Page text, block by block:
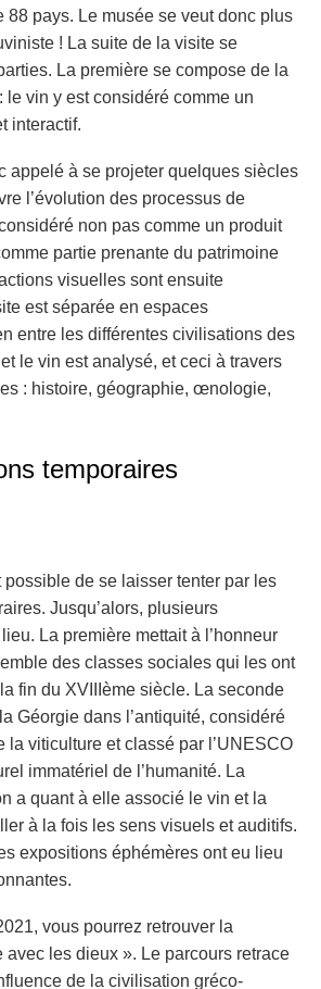
88 pays. Le musée se veut donc plus
! La suite de la visite se
La première se compose de la
le vin y est considéré comme un
interactif.
appelé à se projeter quelques siècles
l’évolution des processus de
non pas comme un produit
partie prenante du patrimoine
visuelles sont ensuite
est séparée en espaces
entre les différentes civilisations des
le vin est analysé, et ceci à travers
: histoire, géographie, œnologie,
temporaires
possible de se laisser tenter par les
Jusqu’alors, plusieurs
La première mettait à l’honneur
des classes sociales qui les ont
fin du XVIIIème siècle. La seconde
Géorgie dans l’antiquité, considéré
la viticulture et classé par l’UNESCO
immatériel de l’humanité. La
a quant à elle associé le vin et la
à la fois les sens visuels et auditifs.
expositions éphémères ont eu lieu
vous pourrez retrouver la
avec les dieux ». Le parcours retrace
de la civilisation gréco-